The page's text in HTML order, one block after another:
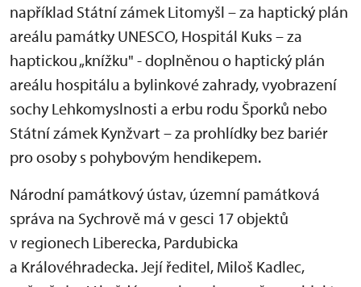
například Státní zámek Litomyšl – za haptický plán
areálu památky UNESCO, Hospitál Kuks – za
haptickou „knížku" - doplněnou o haptický plán
areálu hospitálu a bylinkové zahrady, vyobrazení
sochy Lehkomyslnosti a erbu rodu Šporků nebo
Státní zámek Kynžvart – za prohlídky bez bariér
pro osoby s pohybovým hendikepem.
Národní památkový ústav, územní památková
správa na Sychrově má v gesci 17 objektů
v regionech Liberecka, Pardubicka
a Královéhradecka. Její ředitel, Miloš Kadlec,